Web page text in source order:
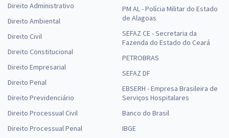
Direito Administrativo
Direito Ambiental
Direito Civil
Direito Constitucional
Direito Empresarial
Direito Penal
Direito Previdenciário
Direito Processual Civil
Direito Processual Penal
PM AL - Polícia Militar do Estado
de Alagoas
SEFAZ CE - Secretaria da
Fazenda do Estado do Ceará
PETROBRAS
SEFAZ DF
EBSERH - Empresa Brasileira de
Serviços Hospitalares
Banco do Brasil
IBGE